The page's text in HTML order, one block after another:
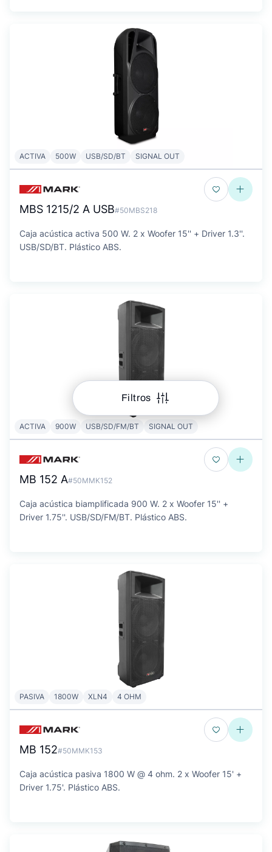
Filtros
ACTIVA 500W USB/SD/BT SIGNAL OUT
MBS 1215/2 A USB#50MBS218
Caja acústica activa 500 W. 2 x Woofer 15'' + Driver 1.3''.
USB/SD/BT. Plástico ABS.
ACTIVA 900W USB/SD/FM/BT SIGNAL OUT
MB 152 A#50MMK152
Caja acústica biamplificada 900 W. 2 x Woofer 15'' +
Driver 1.75''. USB/SD/FM/BT. Plástico ABS.
PASIVA 1800W XLN4 4 OHM
MB 152#50MMK153
Caja acústica pasiva 1800 W @ 4 ohm. 2 x Woofer 15' +
Driver 1.75'. Plástico ABS.